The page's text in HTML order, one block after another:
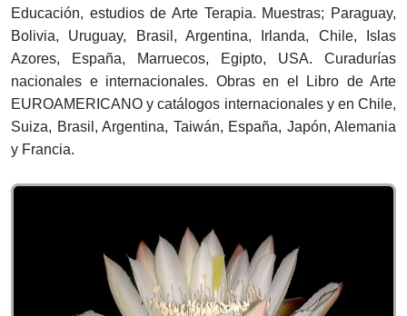
Educación, estudios de Arte Terapia. Muestras; Paraguay,
Bolivia, Uruguay, Brasil, Argentina, Irlanda, Chile, Islas
Azores, España, Marruecos, Egipto, USA. Curadurías
nacionales e internacionales. Obras en el Libro de Arte
EUROAMERICANO y catálogos internacionales y en Chile,
Suiza, Brasil, Argentina, Taiwán, España, Japón, Alemania
y Francia.